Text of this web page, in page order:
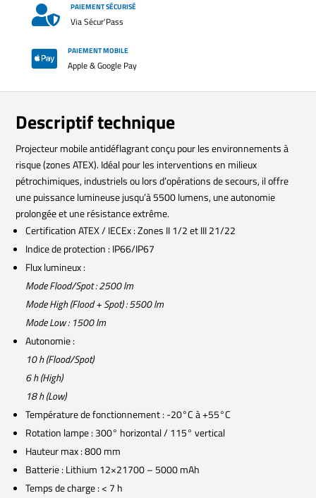
 PAIEMENT SÉCURISÉ
Via Sécur'Pass
 PAIEMENT MOBILE
Apple & Google Pay
Descriptif technique
Projecteur mobile antidéflagrant conçu pour les environnements à
risque (zones ATEX). Idéal pour les interventions en milieux
pétrochimiques, industriels ou lors d’opérations de secours, il offre
une puissance lumineuse jusqu’à 5500 lumens, une autonomie
prolongée et une résistance extrême.
Certification ATEX / IECEx : Zones II 1/2 et III 21/22
Indice de protection : IP66/IP67
Flux lumineux :
Mode Flood/Spot : 2500 lm
Mode High (Flood + Spot) : 5500 lm
Mode Low : 1500 lm
Autonomie :
10 h (Flood/Spot)
6 h (High)
18 h (Low)
Température de fonctionnement : -20°C à +55°C
Rotation lampe : 300° horizontal / 115° vertical
Hauteur max : 800 mm
Batterie : Lithium 12×21700 – 5000 mAh
Temps de charge : < 7 h